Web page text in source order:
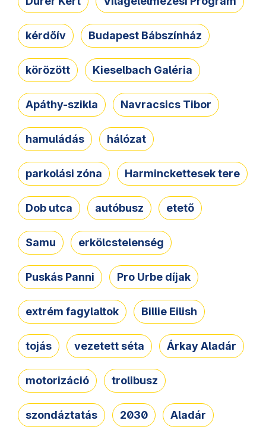
kérdőív Budapest Bábszínház
körözött Kieselbach Galéria
Apáthy-szikla Navracsics Tibor
hamuládás hálózat
parkolási zóna Harminckettesek tere
Dob utca autóbusz etető
Samu erkölcstelenség
Puskás Panni Pro Urbe díjak
extrém fagylaltok Billie Eilish
tojás vezetett séta Árkay Aladár
motorizáció trolibusz
szondáztatás 2030 Aladár